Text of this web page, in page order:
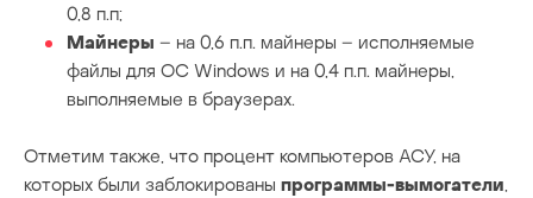
0,8 п.п;
Майнеры – на 0,6 п.п. майнеры – исполняемые
файлы для OC Windows и на 0,4 п.п. майнеры,
выполняемые в браузерах.
Отметим также, что процент компьютеров АСУ, на
которых были заблокированы программы-вымогатели,